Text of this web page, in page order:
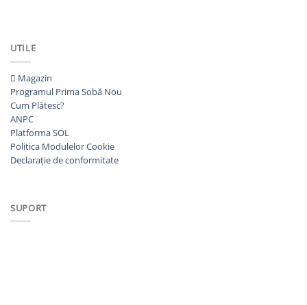
UTILE
Magazin
Programul Prima Sobă
Cum Plătesc?
ANPC
Platforma SOL
Politica Modulelor Cookie
Declarație de conformitate
SUPORT